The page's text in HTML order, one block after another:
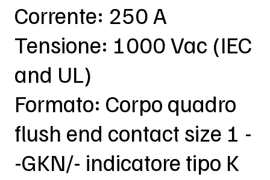
Corrente: 250 A
Tensione: 1000 Vac (IEC
and UL)
Formato: Corpo quadro
flush end contact size 1 -
-GKN/- indicatore tipo K